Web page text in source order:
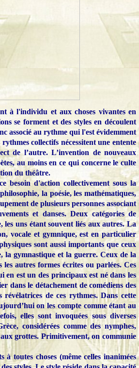
à l'individu et aux choses vivantes en
se forment et des styles en découlent
associé au rythme qui l'est évidemment
collectifs nécessitent une entente
de l’autre. L’invention de nouveaux
au moins en ce qui concerne le culte
du théâtre.
besoin d'action collectivement sous la
la poésie, les mathématiques,
de plusieurs personnes associant
et danses. Deux catégories de
uns étant souvent liés aux autres. La
vocale et gymnique, est en particulier
sont aussi importants que ceux
la gymnastique et la guerre. Ceux de la
autres formes écrites ou parlées. Ces
en est un des principaux est né dans les
dans le détachement de comédiens des
de ces rythmes. Dans cette
on les compte comme étant au
elles sont invoquées sous diverses
considérées comme des nymphes,
aux grottes. Primitivement, on communie
à toutes choses (même celles inanimées